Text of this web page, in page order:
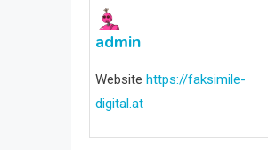
admin
Website https://faksimile-
digital.at